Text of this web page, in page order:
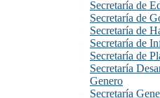
Secretaría de
Secretaría de
Secretaría de
Secretaría de
Secretaría de
Secretaría
Genero
Secretaría